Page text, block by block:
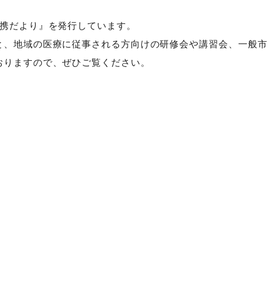
だより』を発行しています。
地域の医療に従事される方向けの研修会や講習会、一般市
ますので、ぜひご覧ください。